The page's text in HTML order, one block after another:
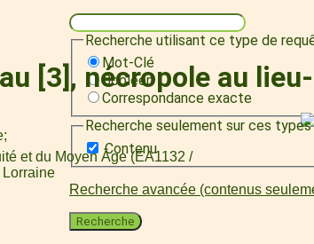
Recherche utilisant ce type de
Mot-Clé
Booléen
Correspondance exacte
Recherche seulement sur ces
Contenu
Recherche avancée (contenus
Recherche
[3], nécropole au
et du Moyen Âge (EA1132 /